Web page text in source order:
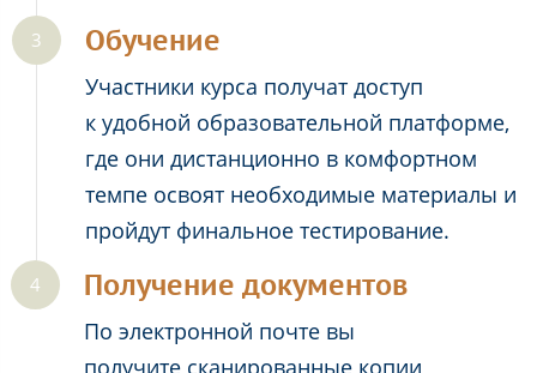
Обучение
Участники курса получат доступ
к удобной образовательной платформе,
где они дистанционно в комфортном
темпе освоят необходимые материалы и
пройдут финальное тестирование.
Получение документов
По электронной почте вы
получите сканированные копии